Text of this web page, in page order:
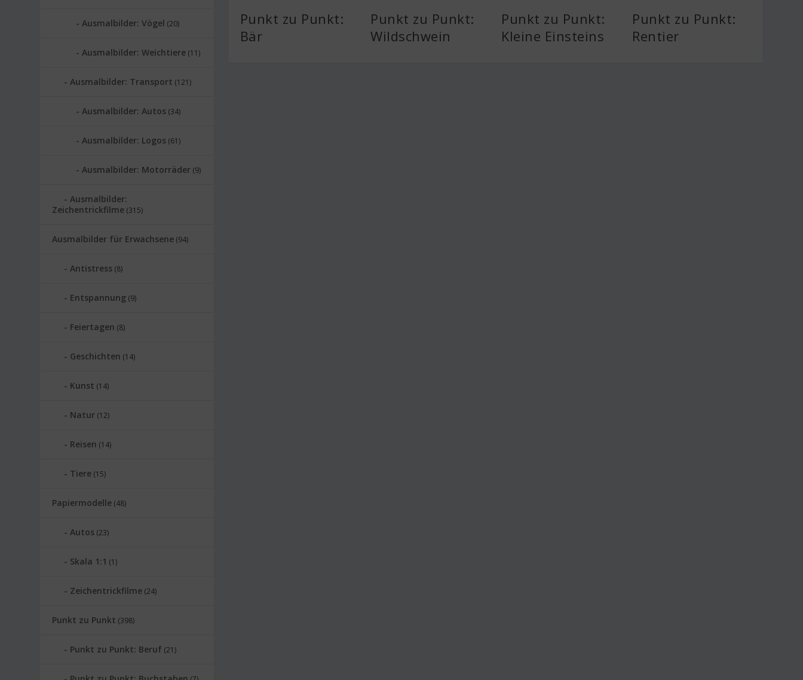
Punkt zu Punkt:
Bär
Punkt zu Punkt:
Wildschwein
Punkt zu Punkt:
Kleine Einsteins
Punkt zu Punkt:
Rentier
Ausmalbilder: Vögel (20)
Ausmalbilder: Weichtiere (11)
Ausmalbilder: Transport (121)
Ausmalbilder: Autos (34)
Ausmalbilder: Logos (61)
Ausmalbilder: Motorräder (9)
Ausmalbilder:
Zeichentrickfilme (315)
Ausmalbilder für Erwachsene (94)
Antistress (8)
Entspannung (9)
Feiertagen (8)
Geschichten (14)
Kunst (14)
Natur (12)
Reisen (14)
Tiere (15)
Papiermodelle (48)
Autos (23)
Skala 1:1 (1)
Zeichentrickfilme (24)
Punkt zu Punkt (398)
Punkt zu Punkt: Beruf (21)